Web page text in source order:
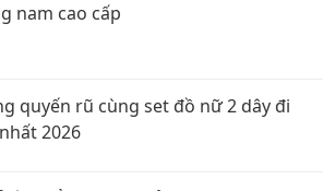
nam cao cấp
quyến rũ cùng set đồ nữ 2 dây đi
2026